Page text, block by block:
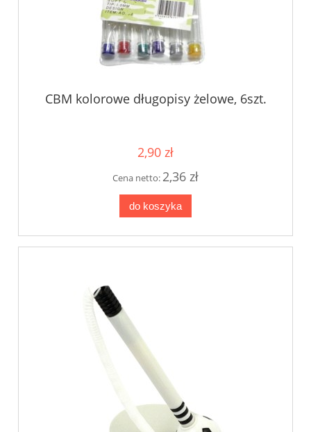
CBM kolorowe długopisy żelowe, 6szt.
2,90 zł
Cena netto: 2,36 zł
do koszyka